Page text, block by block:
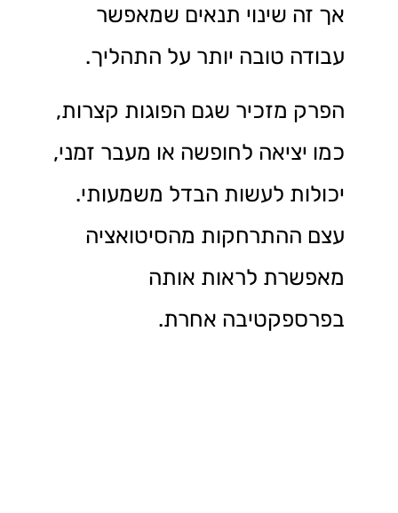
אך זה שינוי תנאים שמאפשר
עבודה טובה יותר על התהליך.
הפרק מזכיר שגם הפוגות קצרות,
כמו יציאה לחופשה או מעבר זמני,
יכולות לעשות הבדל משמעותי.
עצם ההתרחקות מהסיטואציה
מאפשרת לראות אותה
בפרספקטיבה אחרת.